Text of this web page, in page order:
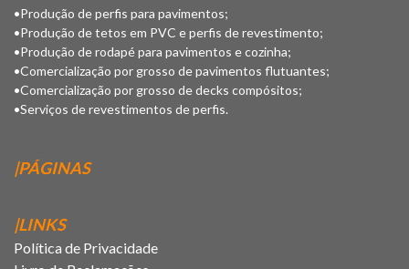
•Produção de perfis para pavimentos;
•Produção de tetos em PVC e perfis de revestimento;
•Produção de rodapé para pavimentos e cozinha;
•Comercialização por grosso de pavimentos flutuantes;
•Comercialização por grosso de decks compósitos;
•Serviços de revestimentos de perfis.
|PÁGINAS
|LINKS
Política de Privacidade